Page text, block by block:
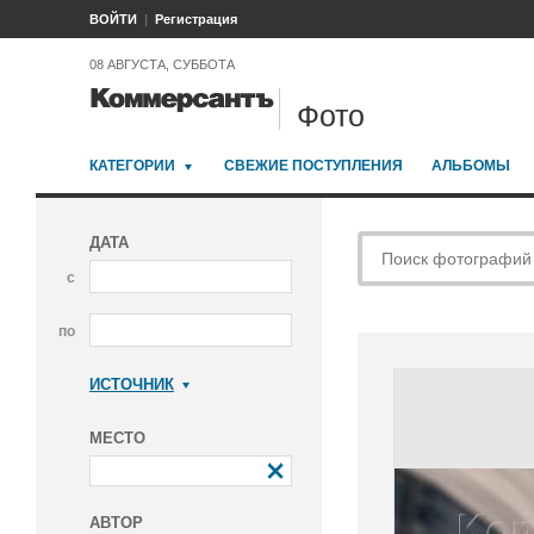
ВОЙТИ Регистрация
08 АВГУСТА, СУББОТА
Фото
КАТЕГОРИИ СВЕЖИЕ ПОСТУПЛЕНИЯ АЛЬБОМЫ
ДАТА
с
по
ИСТОЧНИК
МЕСТО
АВТОР